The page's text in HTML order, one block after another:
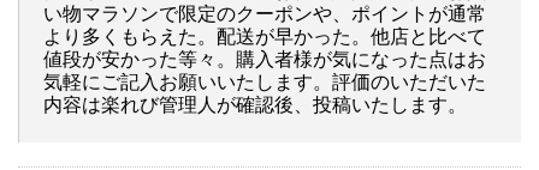
い物マラソンで限定のクーポンや、ポイントが通常
より多くもらえた。配送が早かった。他店と比べて
値段が安かった等々。購入者様が気になった点はお
気軽にご記入お願いいたします。評価のいただいた
内容は楽れび管理人が確認後、投稿いたします。